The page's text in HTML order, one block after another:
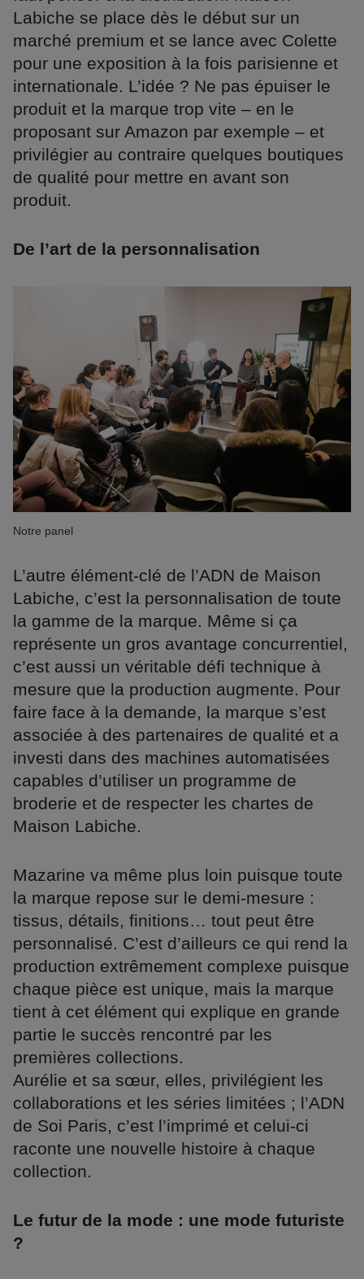
Labiche se place dès le début sur un
marché premium et se lance avec Colette
pour une exposition à la fois parisienne et
internationale. L’idée ? Ne pas épuiser le
produit et la marque trop vite – en le
proposant sur Amazon par exemple – et
privilégier au contraire quelques boutiques
de qualité pour mettre en avant son
produit.
De l’art de la personnalisation
Notre panel
L’autre élément-clé de l’ADN de Maison
Labiche, c’est la personnalisation de toute
la gamme de la marque. Même si ça
représente un gros avantage concurrentiel,
c’est aussi un véritable défi technique à
mesure que la production augmente. Pour
faire face à la demande, la marque s’est
associée à des partenaires de qualité et a
investi dans des machines automatisées
capables d’utiliser un programme de
broderie et de respecter les chartes de
Maison Labiche.
Mazarine va même plus loin puisque toute
la marque repose sur le demi-mesure :
tissus, détails, finitions… tout peut être
personnalisé. C’est d’ailleurs ce qui rend la
production extrêmement complexe puisque
chaque pièce est unique, mais la marque
tient à cet élément qui explique en grande
partie le succès rencontré par les
premières collections.
Aurélie et sa sœur, elles, privilégient les
collaborations et les séries limitées ; l’ADN
de Soi Paris, c’est l’imprimé et celui-ci
raconte une nouvelle histoire à chaque
collection.
Le futur de la mode : une mode futuriste
?